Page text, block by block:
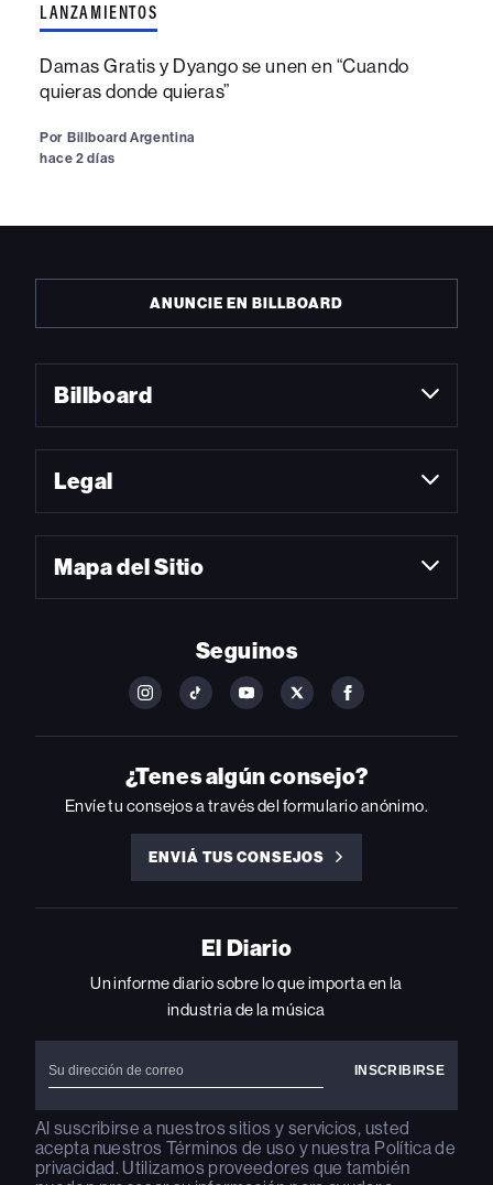
LANZAMIENTOS
Damas Gratis y Dyango se unen en “Cuando
quieras donde quieras”
Por Billboard Argentina
hace 2 días
ANUNCIE EN BILLBOARD
Billboard
Legal
Mapa del Sitio
Seguinos
FOLLOW
ON
INSTAGRAM
FOLLOW
ON
YOUTUBE
FOLLOW
ON
YOUTUBE
FOLLOW
ON
FOLLOW
ON
FACEBOOK
¿Tenes algún consejo?
Envíe tu consejos a través del formulario anónimo.
ENVIÁ TUS CONSEJOS
ENVIÁ
TUS
CONSEJOS
El Diario
Un informe diario sobre lo que importa en la
industria de la música
Al suscribirse a nuestros sitios y servicios, usted
acepta nuestros Términos de uso y nuestra Política de
privacidad. Utilizamos proveedores que también